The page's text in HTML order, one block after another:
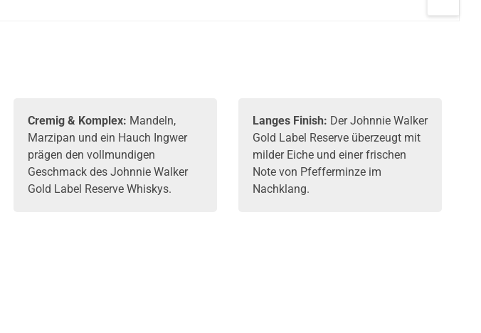
Cremig & Komplex: Mandeln,
Marzipan und ein Hauch Ingwer
prägen den vollmundigen
Geschmack des Johnnie Walker
Gold Label Reserve Whiskys.
Langes Finish: Der Johnnie Walker
Gold Label Reserve überzeugt mit
milder Eiche und einer frischen
Note von Pfefferminze im
Nachklang.